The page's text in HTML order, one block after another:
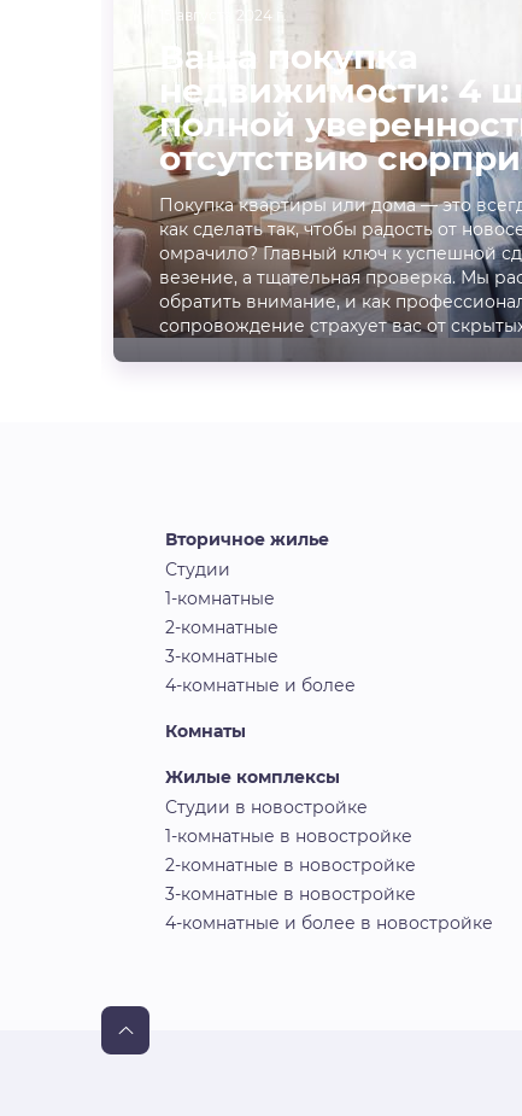
15 августа 2024 г.
Ваша покупка
недвижимости: 4
полной
отсутствию
Покупка квартиры или дома — это
как сделать так, чтобы радость от
омрачило? Главный ключ к успешной
везение, а тщательная проверка. Мы
обратить внимание, и как
сопровождение страхует вас от
Вторичное жилье
Студии
1-комнатные
2-комнатные
3-комнатные
4-комнатные и более
Комнаты
Жилые комплексы
Студии в новостройке
1-комнатные в новостройке
2-комнатные в новостройке
3-комнатные в новостройке
4-комнатные и более в новостройке